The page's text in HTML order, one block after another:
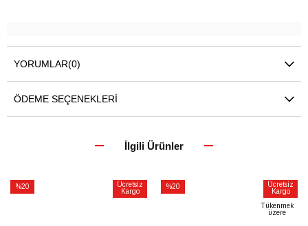
YORUMLAR(0)
ÖDEME SEÇENEKLERI
İlgili Ürünler
%20
Ücretsiz
Kargo
%20
Ücretsiz
Kargo
Tükenmek
üzere